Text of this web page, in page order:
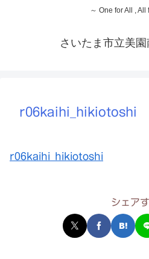
～ One for All , All
さいたま市立美
r06kaihi_hikiotoshi
r06kaihi_hikiotoshi
シェア